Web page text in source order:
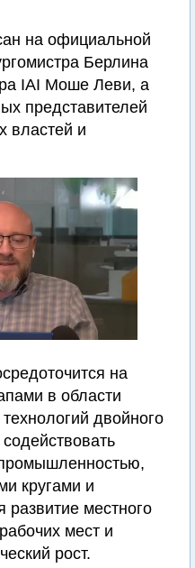
на официальной
Берлина
IAI Моше Леви, а
представителей
властей и
на
в области
двойного
кругами и
развитие местного
мест и
рост.